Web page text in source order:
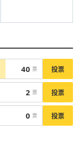
40 票 投票
2 票 投票
0 票 投票